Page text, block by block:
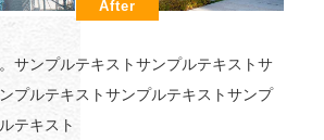
サンプルテキストサンプルテキストサ
プルテキストサンプルテキストサンプ
テキスト